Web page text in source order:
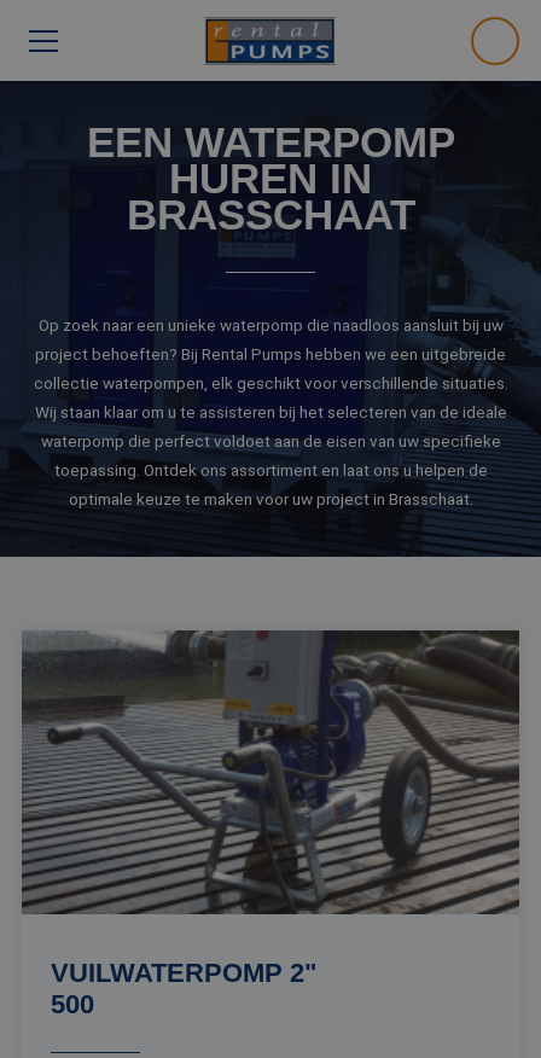
EEN WATERPOMP
HUREN IN
BRASSCHAAT
Op zoek naar een unieke waterpomp die naadloos aansluit bij uw
project behoeften? Bij Rental Pumps hebben we een uitgebreide
collectie waterpompen, elk geschikt voor verschillende situaties.
Wij staan klaar om u te assisteren bij het selecteren van de ideale
waterpomp die perfect voldoet aan de eisen van uw specifieke
toepassing. Ontdek ons assortiment en laat ons u helpen de
optimale keuze te maken voor uw project in Brasschaat.
VUILWATERPOMP 2"
500